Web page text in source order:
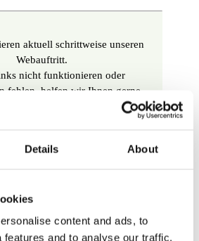
Details About
content and ads, to
features and to analyse our traffic.
aktuell schrittweise unseren
Webauftritt.
nicht funktionieren oder
fehlen, helfen wir Ihnen gerne